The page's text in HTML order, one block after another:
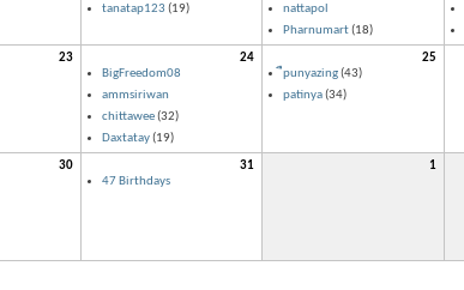
tanatap123 (19)
nattapol
Pharnumart(18)
23
24
BigFreedom08
ammsiriwan
chittawee(32)
Daxtatay(19)
25
ืpunyazing(43)
patinya(34)
30
31
47 Birthdays
1